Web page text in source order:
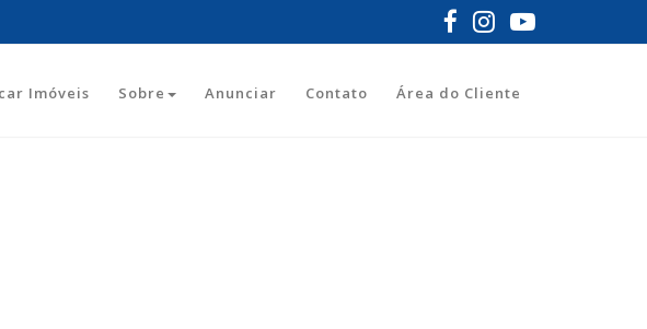
Imóveis Sobre Anunciar Contato Área do Cliente